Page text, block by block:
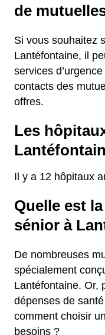
de
Si vous souhaitez
Lantéfontaine, il
services
contacts des
offres.
Les
Il y a 12 hôpitaux
Quelle est
sénior à
De nombreuses
spécialement
Lantéfontaine. Or,
dépenses de
comment choisir
besoins ?